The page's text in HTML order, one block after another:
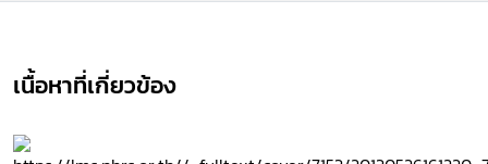
เนื้อหาที่เกี่ยวข้อง